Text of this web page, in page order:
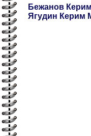
Бежанов
Ягудин Керим